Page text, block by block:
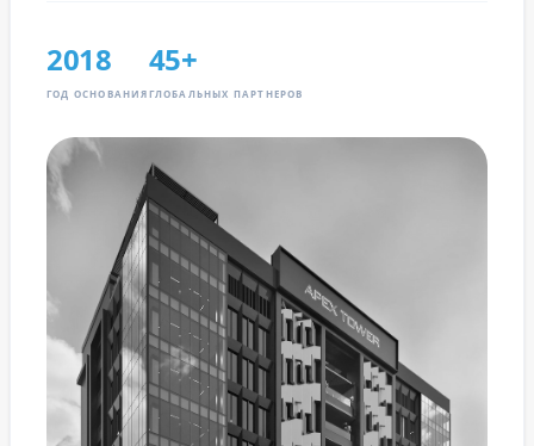
2018
ГОД ОСНОВАНИЯ
45+
ГЛОБАЛЬНЫХ ПАРТНЕРОВ